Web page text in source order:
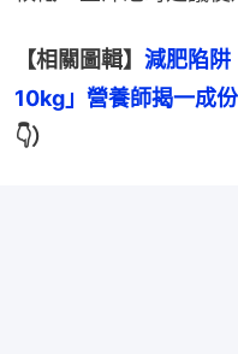
【相關圖輯】 減肥陷阱
10kg」營養師揭一成
👇）